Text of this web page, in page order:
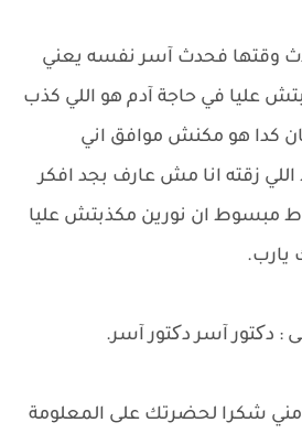
وقتها فحدث آسر نفسه يعني
عليا في حاجة آدم هو اللي كذب
كدا هو مكنش موافق اني
زقته انا مش عارف بجد افكر
مبسوط ان نورين مكذبتش عليا
دکتور آسر دکتور آسر.
مني شكرا لحضرتك على المعلومة